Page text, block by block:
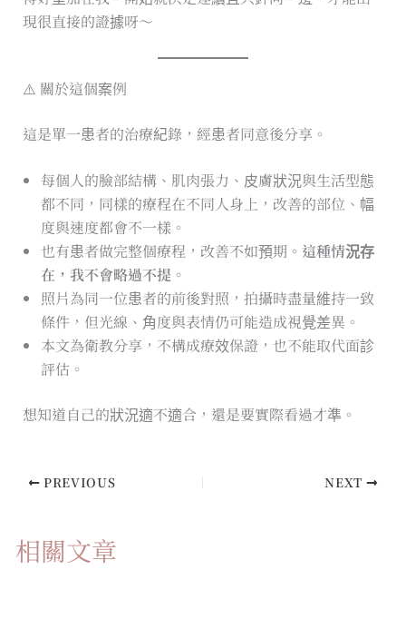
現很直接的證據呀～
⚠️ 關於這個案例
這是單一患者的治療紀錄，經患者同意後分享。
每個人的臉部結構、肌肉張力、皮膚狀況與生活型態
都不同，同樣的療程在不同人身上，改善的部位、幅
度與速度都會不一樣。
也有患者做完整個療程，改善不如預期。 這種情況存
在，我不會略過不提。
照片為同一位患者的前後對照，拍攝時盡量維持一致
條件，但光線、角度與表情仍可能造成視覺差異。
本文為衛教分享，不構成療效保證，也不能取代面診
評估。
想知道自己的狀況適不適合，還是要實際看過才準。
PREVIOUS NEXT
相關文章